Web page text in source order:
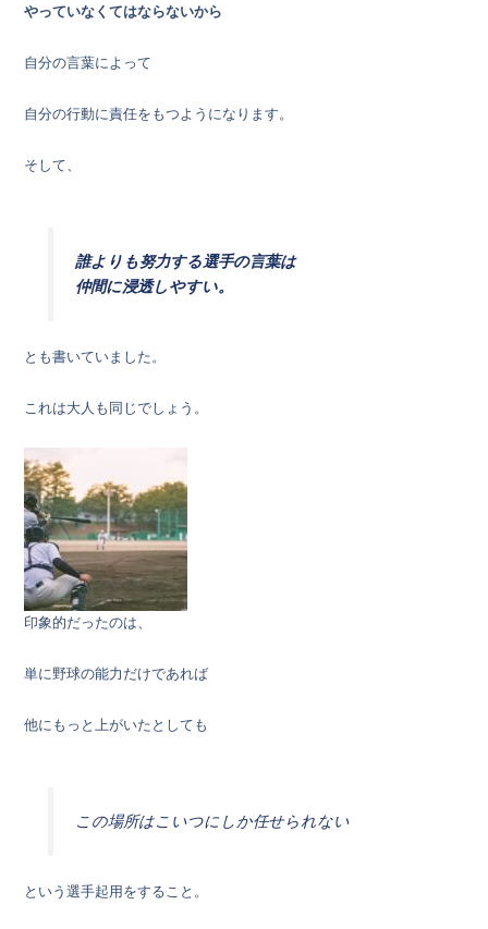
やっていなくてはならないから
自分の言葉によって
自分の行動に責任をもつようになります。
そして、
誰よりも努力する選手の言葉は
仲間に浸透しやすい。
とも書いていました。
これは大人も同じでしょう。
印象的だったのは、
単に野球の能力だけであれば
他にもっと上がいたとしても
この場所はこいつにしか任せられない
という選手起用をすること。